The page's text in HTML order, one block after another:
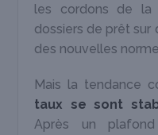
les cordons de la
dossiers de prêt sur
des nouvelles
Mais la tendance
taux se sont
Après un